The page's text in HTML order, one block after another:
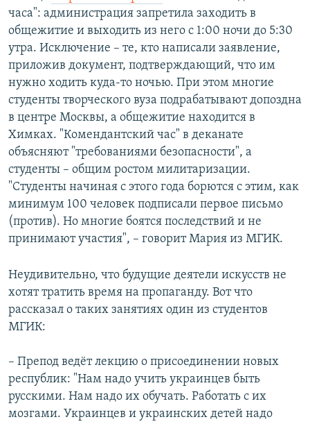
часа": администрация запретила заходить в
общежитие и выходить из него с 1:00 ночи до 5:30
утра. Исключение – те, кто написали заявление,
приложив документ, подтверждающий, что им
нужно ходить куда-то ночью. При этом многие
студенты творческого вуза подрабатывают допоздна
в центре Москвы, а общежитие находится в
Химках. "Комендантский час" в деканате
объясняют "требованиями безопасности", а
студенты – общим ростом милитаризации.
"Студенты начиная с этого года борются с этим, как
минимум 100 человек подписали первое письмо
(против). Но многие боятся последствий и не
принимают участия", – говорит Мария из МГИК.
Неудивительно, что будущие деятели искусств не
хотят тратить время на пропаганду. Вот что
рассказал о таких занятиях один из студентов
МГИК:
– Препод ведёт лекцию о присоединении новых
республик: "Нам надо учить украинцев быть
русскими. Нам надо их обучать. Работать с их
мозгами. Украинцев и украинских детей надо